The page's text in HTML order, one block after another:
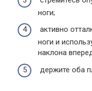
ноги;
активно
ноги и
наклона
держите оба